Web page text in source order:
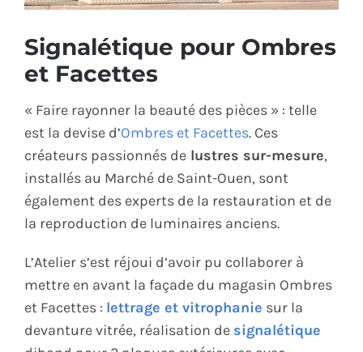
CONTACT
Signalétique pour Ombres
et Facettes
« Faire rayonner la beauté des pièces » : telle
est la devise d’Ombres et Facettes. Ces
créateurs passionnés de lustres sur-mesure,
installés au Marché de Saint-Ouen, sont
également des experts de la restauration et de
la reproduction de luminaires anciens.
L’Atelier s’est réjoui d’avoir pu collaborer à
mettre en avant la façade du magasin Ombres
et Facettes : lettrage et vitrophanie sur la
devanture vitrée, réalisation de signalétique